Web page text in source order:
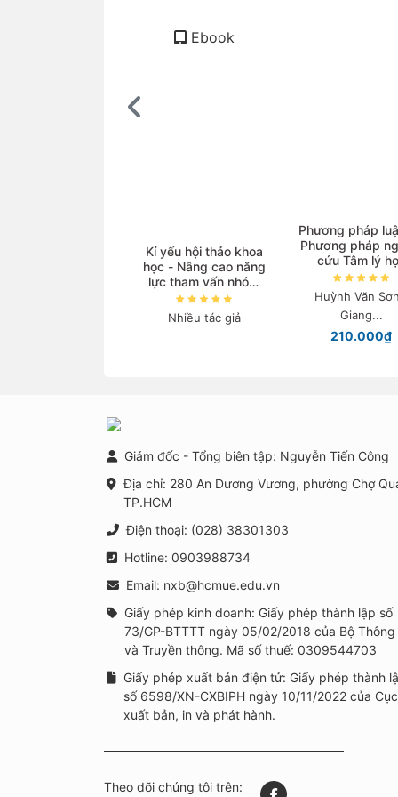
Ebook
Kỉ yếu hội thảo khoa
học - Nâng cao năng
lực tham vấn nhóm
và triển khai các
chương trình phòng
ngừa, can thiệp tâm
Nhiều tác giả
Phương pháp
Phương pháp
cứu Tâm lý
Huỳnh Văn
Giang...
210.000₫
Giám đốc - Tổng biên tập: Nguyễn Tiến Công
Địa chỉ: 280 An Dương Vương, phường Chợ
TP.HCM
Điện thoại: (028) 38301303
Hotline: 0903988734
Email: nxb@hcmue.edu.vn
Giấy phép kinh doanh: Giấy phép thành lập số
73/GP-BTTTT ngày 05/02/2018 của Bộ
và Truyền thông. Mã số thuế: 0309544703
Giấy phép xuất bản điện tử: Giấy phép thành
số 6598/XN-CXBIPH ngày 10/11/2022 của Cục
xuất bản, in và phát hành.
Theo dõi chúng tôi trên: